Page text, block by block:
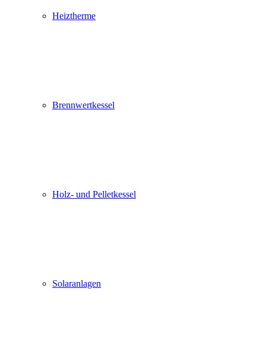
Heiztherme
Brennwertkessel
Holz- und Pelletkessel
Solaranlagen